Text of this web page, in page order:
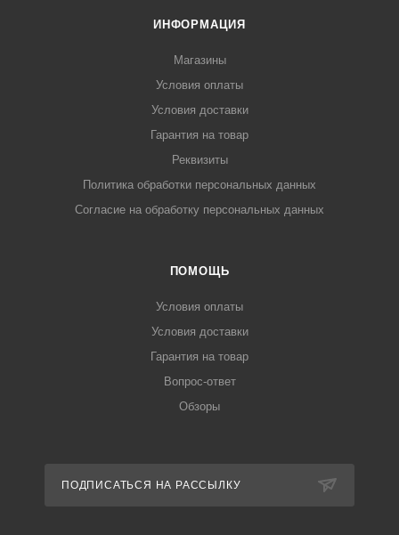
ИНФОРМАЦИЯ
Магазины
Условия оплаты
Условия доставки
Гарантия на товар
Реквизиты
Политика обработки персональных данных
Согласие на обработку персональных данных
ПОМОЩЬ
Условия оплаты
Условия доставки
Гарантия на товар
Вопрос-ответ
Обзоры
ПОДПИСАТЬСЯ НА РАССЫЛКУ